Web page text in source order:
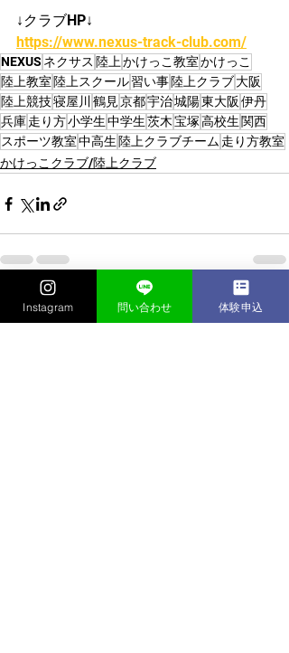
↓クラブHP↓
https://www.nexus-track-club.com/
NEXUS ネクサス 陸上かけっこ教室かけっこ
陸上教室 陸上スクール習い事陸上クラブ大阪
陸上競技寝屋川 鶴見京都宇治城陽東大阪 伊丹
兵庫走り方小学生中学生茨木宝塚高校生 関西
スポーツ教室中高生 陸上クラブチーム 走り方教室
かけっこクラブ/陸上クラブ
最新記事 すべて表示
Instagram 問い合わせ 体験申込